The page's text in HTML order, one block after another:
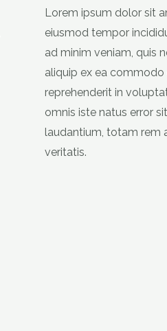
Lorem ipsum dolor sit
eiusmod tempor
ad minim veniam, quis
aliquip ex ea commodo
reprehenderit in
omnis iste natus error
laudantium, totam rem
veritatis.